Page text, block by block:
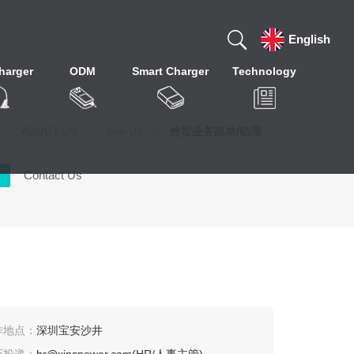
English
ODM Smart Charger Technology
Contact Us
点： 深圳宝安沙井